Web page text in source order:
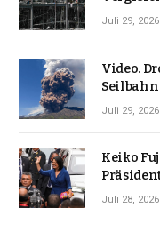
Japan
Juli 29, 2026
Video.
Seilbahn
Juli 29, 2026
Keiko
Juli 28, 2026